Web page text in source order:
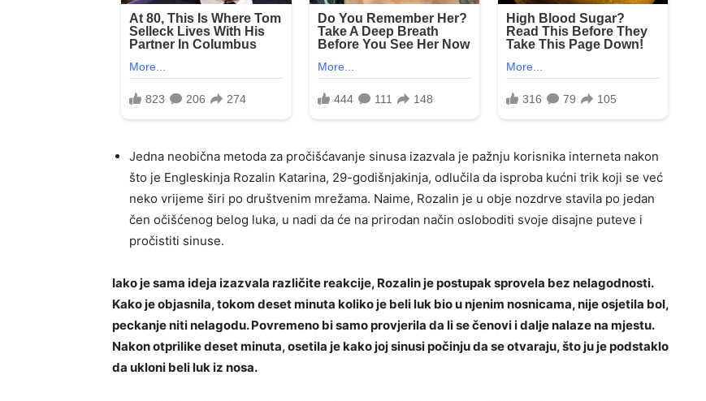
Jedna neobična metoda za pročišćavanje sinusa izazvala je pažnju korisnika interneta nakon
što je Engleskinja Rozalin Katarina, 29-godišnjakinja, odlučila da isproba kućni trik koji se već
neko vrijeme širi po društvenim mrežama. Naime, Rozalin je u obje nozdrve stavila po jedan
čen očišćenog belog luka, u nadi da će na prirodan način osloboditi svoje disajne puteve i
pročistiti sinuse.
Iako je sama ideja izazvala različite reakcije, Rozalin je postupak sprovela bez nelagodnosti.
Kako je objasnila, tokom deset minuta koliko je beli luk bio u njenim nosnicama, nije osjetila bol,
peckanje niti nelagodu. Povremeno bi samo provjerila da li se čenovi i dalje nalaze na mjestu.
Nakon otprilike deset minuta, osetila je kako joj sinusi počinju da se otvaraju, što ju je podstaklo
da ukloni beli luk iz nosa.